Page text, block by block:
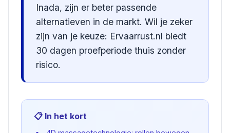
Inada, zijn er beter passende
alternatieven in de markt. Wil je zeker
zijn van je keuze: Ervaarrust.nl biedt
30 dagen proefperiode thuis zonder
risico.
📋 In het kort